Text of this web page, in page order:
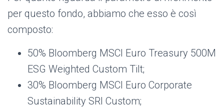
per questo fondo, abbiamo che esso è così
composto:
50% Bloomberg MSCI Euro Treasury 500M
ESG Weighted Custom Tilt;
30% Bloomberg MSCI Euro Corporate
Sustainability SRI Custom;